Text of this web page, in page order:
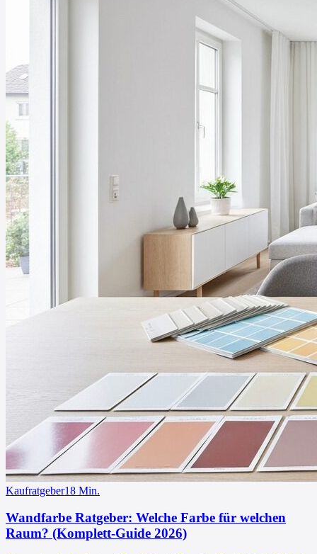
Kaufratgeber18 Min.
Wandfarbe Ratgeber: Welche Farbe für welchen
Raum? (Komplett-Guide 2026)